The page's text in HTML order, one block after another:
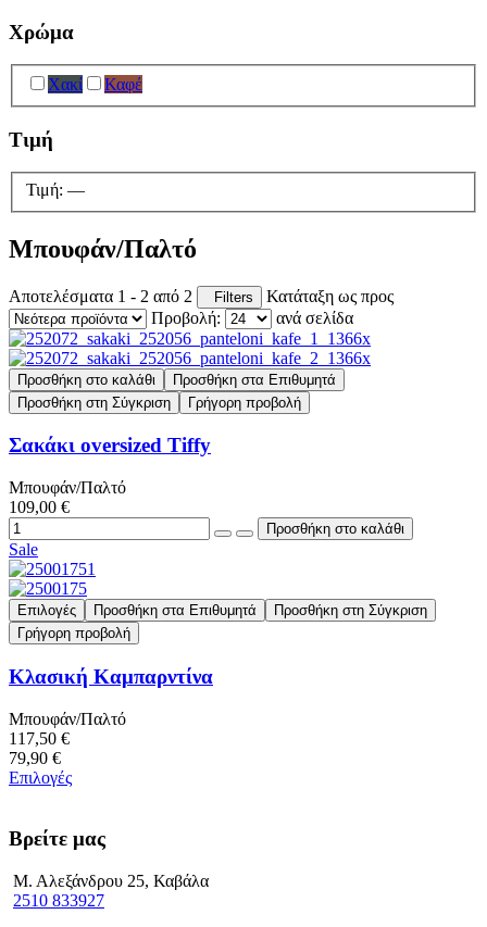
Χρώμα
Χακί Καφέ
Τιμή
Τιμή: —
Μπουφάν/Παλτό
Αποτελέσματα 1 - 2 από 2 Filters
Κατάταξη ως προς
Προβολή:
ανά σελίδα
Προσθήκη στο καλάθι
Προσθήκη στα Επιθυμητά
Προσθήκη στη Σύγκριση
Γρήγορη προβολή
Σακάκι oversized Tiffy
Μπουφάν/Παλτό
109,00 €
Sale
Επιλογές Προσθήκη στα Επιθυμητά
Προσθήκη στη Σύγκριση
Γρήγορη προβολή
Κλασική Καμπαρντίνα
Μπουφάν/Παλτό
117,50 €
79,90 €
Επιλογές
Βρείτε μας
Μ. Αλεξάνδρου 25, Καβάλα
2510 833927